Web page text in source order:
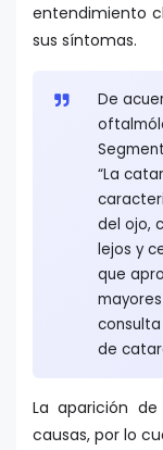
entendimiento
sus síntomas.
De
“La
del ojo,
lejos y
que
de
La aparición
causas, por lo